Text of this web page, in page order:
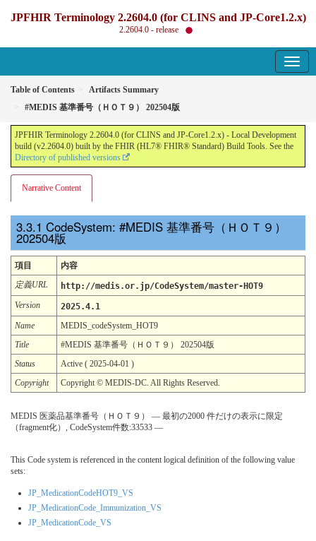
JPFHIR Terminology 2.2604.0 (for CLINS and JP-Core1.2.x)
2.2604.0 - release
Table of Contents
Artifacts Summary
#MEDIS 基準番号（ＨＯＴ９） 202504版
JPFHIR Terminology 2.2604.0 (for CLINS and JP-Core1.2.x) - Local Development
build (v2.2604.0) built by the FHIR (HL7® FHIR® Standard) Build Tools. See the
Directory of published versions
Narrative Content
CodeSystem: #MEDIS 基準番号（ＨＯＴ９）
202504版
項目
内容
定義URL
http://medis.or.jp/CodeSystem/master-HOT9
Version
2025.4.1
Name
MEDIS_codeSystem_HOT9
Title
#MEDIS 基準番号（ＨＯＴ９） 202504版
Status
Active ( 2025-04-01 )
Copyright
Copyright © MEDIS-DC. All Rights Reserved.
MEDIS 医薬品基準番号（ＨＯＴ９） — 最初の2000 件だけの表示に限定
（fragment化）, CodeSystem件数:33533 —
This Code system is referenced in the content logical definition of the following value
sets:
JP_MedicationCodeHOT9_VS
JP_MedicationCode_Immunization_VS
JP_MedicationCode_VS